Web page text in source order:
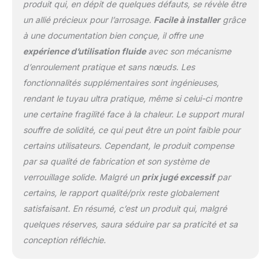
rangé en toute sécurité
grâce à sa poignée de
transport robuste.
Livraison inclut : 40
connecteur pour robinet
extérieur (Ø 21 - 26,5
mm), 1 connecteur
Aquastop, 1 connecteur
rapide, 1 lance d'arrosage
et des fixations murales.
Période de garantie : 5
ans *
produit qui, en dépit de quelques défauts, se révèle être
un allié précieux pour l’arrosage. Facile à installergrâce
à une documentation bien conçue, il offre une
expérience d’utilisation fluideavec son mécanisme
d’enroulement pratique et sans nœuds. Les
fonctionnalités supplémentaires sont ingénieuses,
rendant le tuyau ultra pratique, même si celui-ci montre
une certaine fragilité face à la chaleur. Le support mural
souffre de solidité, ce qui peut être un point faible pour
certains utilisateurs. Cependant, le produit compense
par sa qualité de fabrication et son système de
verrouillage solide. Malgré un prix jugé excessifpar
certains, le rapport qualité/prix reste globalement
satisfaisant. En résumé, c’est un produit qui, malgré
quelques réserves, saura séduire par sa praticité et sa
conception réfléchie.